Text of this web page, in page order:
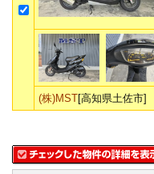
(株)MST[高知県土佐市]